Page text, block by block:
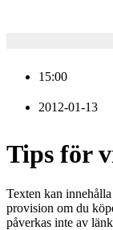
15:00
2012-01-13
Tips för
Texten kan
provision om du
påverkas inte av